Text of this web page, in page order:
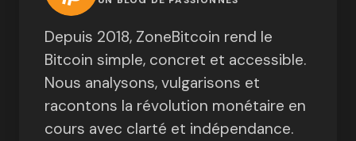
Depuis 2018, ZoneBitcoin rend le
Bitcoin simple, concret et accessible.
Nous analysons, vulgarisons et
racontons la révolution monétaire en
cours avec clarté et indépendance.